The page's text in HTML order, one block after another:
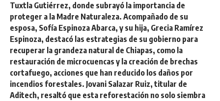
Tuxtla Gutiérrez, donde subrayó la importancia de
proteger a la Madre Naturaleza. Acompañado de su
esposa, Sofía Espinoza Abarca, y su hija, Grecia Ramírez
Espinoza, destacó las estrategias de su gobierno para
recuperar la grandeza natural de Chiapas, como la
restauración de microcuencas y la creación de brechas
cortafuego, acciones que han reducido los daños por
incendios forestales. Jovani Salazar Ruiz, titular de
Aditech, resaltó que esta reforestación no solo siembra